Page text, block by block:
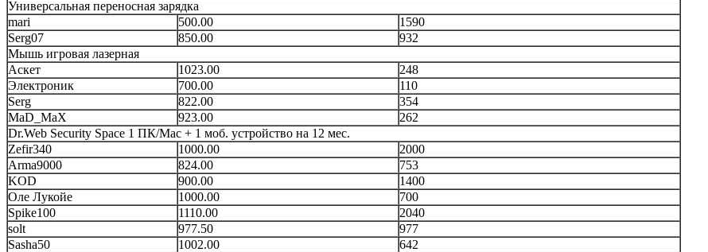
Универсальная переносная зарядка
mari
500.00
1590
Serg07
850.00
932
Мышь игровая лазерная
Аскет
1023.00
248
Электроник
700.00
110
Serg
822.00
354
MaD_MaX
923.00
262
Dr.Web Security Space 1 ПК/Mac + 1 моб. устройство на 12 мес.
Zefir340
1000.00
2000
Arma9000
824.00
753
KOD
900.00
1400
Оле Лукойе
1000.00
700
Spike100
1110.00
2040
solt
977.50
977
Sasha50
1002.00
642